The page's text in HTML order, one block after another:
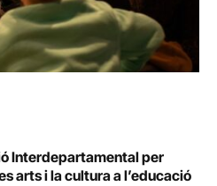
Interdepartamental per
arts i la cultura a l’educació